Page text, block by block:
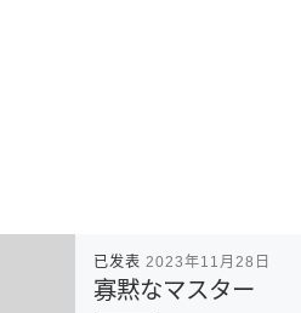
已发表 2023年11月28日
寡黙なマスター